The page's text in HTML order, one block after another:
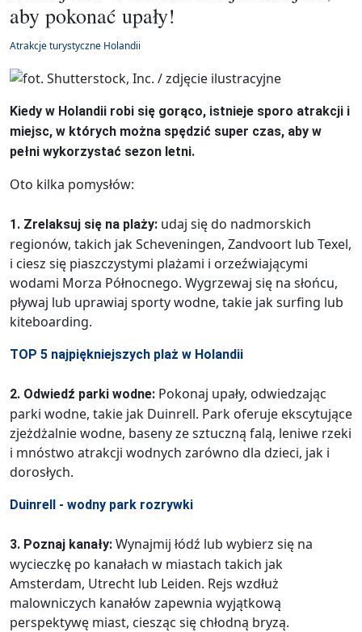
aby pokonać upały!
Atrakcje turystyczne Holandii
Kiedy w Holandii robi się gorąco, istnieje sporo atrakcji i
miejsc, w których można spędzić super czas, aby w
pełni wykorzystać sezon letni.
Oto kilka pomysłów:
1. Zrelaksuj się na plaży: udaj się do nadmorskich
regionów, takich jak Scheveningen, Zandvoort lub Texel,
i ciesz się piaszczystymi plażami i orzeźwiającymi
wodami Morza Północnego. Wygrzewaj się na słońcu,
pływaj lub uprawiaj sporty wodne, takie jak surfing lub
kiteboarding.
TOP 5 najpiękniejszych plaż w Holandii
2. Odwiedź parki wodne: Pokonaj upały, odwiedzając
parki wodne, takie jak Duinrell. Park oferuje ekscytujące
zjeżdżalnie wodne, baseny ze sztuczną falą, leniwe rzeki
i mnóstwo atrakcji wodnych zarówno dla dzieci, jak i
dorosłych.
Duinrell - wodny park rozrywki
3. Poznaj kanały: Wynajmij łódź lub wybierz się na
wycieczkę po kanałach w miastach takich jak
Amsterdam, Utrecht lub Leiden. Rejs wzdłuż
malowniczych kanałów zapewnia wyjątkową
perspektywę miast, ciesząc się chłodną bryzą.